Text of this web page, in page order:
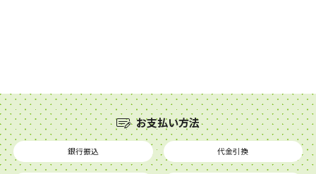
お支払い方法
銀行振込 代金引換